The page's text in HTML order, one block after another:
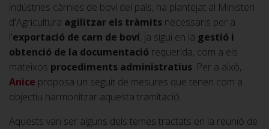
indústries càrnies de boví del país, ha plantejat al Ministeri
d'Agricultura agilitzar els tràmits necessaris per a
l'exportació de carn de boví, ja sigui en la gestió i
obtenció de la documentació requerida, com a els
mateixos procediments administratius. Per a això,
Anice proposa un seguit de mesures que tenen com a
objectiu harmonitzar aquesta tramitació.
Aquests van ser alguns dels temes tractats en la reunió de